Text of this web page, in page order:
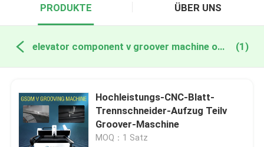
PRODUKTE ÜBER UNS
elevator component v groover machine online manufacture (1)
Hochleistungs-CNC-Blatt-
Trennschneider-Aufzug Teilv
Groover-Maschine
MOQ：1 Satz